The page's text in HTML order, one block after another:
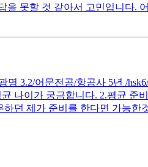
못할 것 같아서 고민입니다.
3.2/어문전공/항공사 5년 /
나이가 궁금합니다. 2.평균 준
던 제가 준비를 한다면 가능한